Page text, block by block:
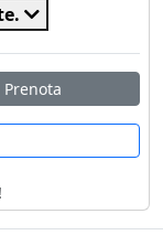
Prenota